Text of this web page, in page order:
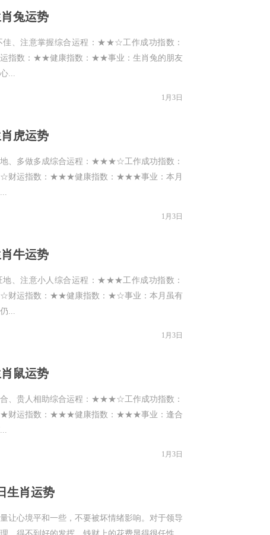
兔运势
佳、注意掌握综合运程：★★☆工作成功指数：
指数：★★健康指数：★★事业：生肖兔的朋友
...
1月3日
虎运势
地、多做多成综合运程：★★★☆工作成功指数：
运指数：★★★健康指数：★★★事业：本月
1月3日
牛运势
地、注意小人综合运程：★★★工作成功指数：
运指数：★★健康指数：★☆事业：本月虽有
...
1月3日
鼠运势
合、贵人相助综合运程：★★★☆工作成功指数：
运指数：★★★健康指数：★★★事业：逢合
1月3日
生肖运势
心境平和一些，不要被坏情绪影响。对于领导